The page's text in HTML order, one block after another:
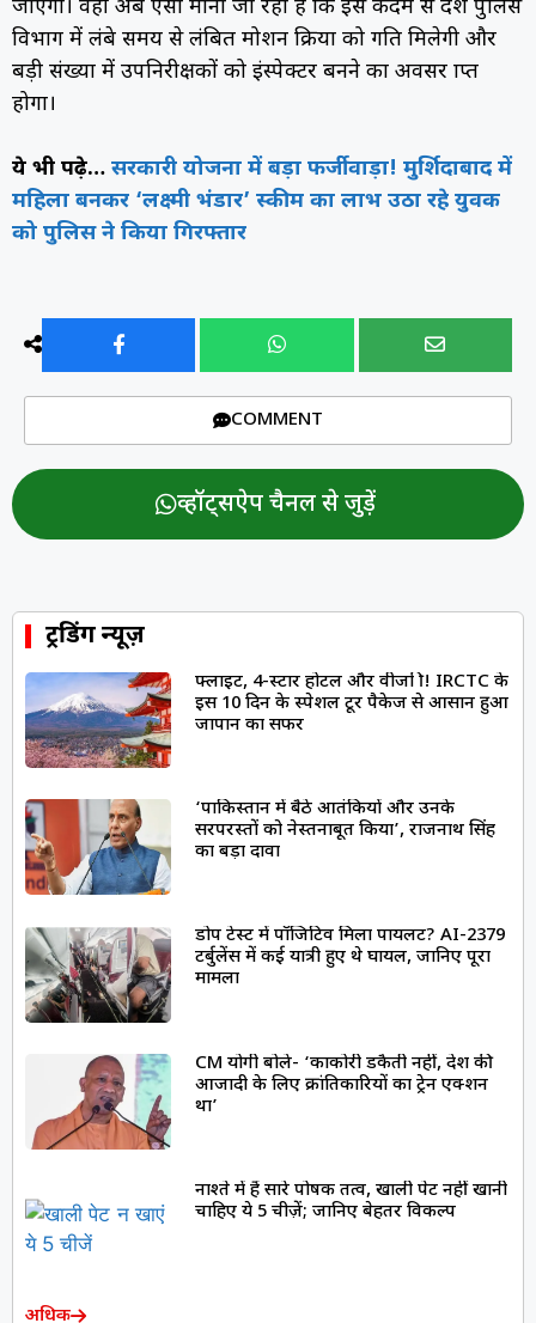
जाएगी। वहीं अब ऐसा माना जा रहा है कि इस कदम से प्रदेश पुलिस
विभाग में लंबे समय से लंबित प्रमोशन प्रक्रिया को गति मिलेगी और
बड़ी संख्या में उपनिरीक्षकों को इंस्पेक्टर बनने का अवसर प्राप्त
होगा।
ये भी पढ़े… सरकारी योजना में बड़ा फर्जीवाड़ा! मुर्शिदाबाद में
महिला बनकर ‘लक्ष्मी भंडार’ स्कीम का लाभ उठा रहे युवक
को पुलिस ने किया गिरफ्तार
COMMENT
व्हॉट्सऐप चैनल से जुड़ें
ट्रेंडिंग न्यूज़
फ्लाइट, 4-स्टार होटल और वीजा फ्री! IRCTC के
इस 10 दिन के स्पेशल टूर पैकेज से आसान हुआ
जापान का सफर
‘पाकिस्तान में बैठे आतंकियों और उनके
सरपरस्तों को नेस्तनाबूत किया’, राजनाथ सिंह
का बड़ा दावा
डोप टेस्ट में पॉजिटिव मिला पायलट? AI-2379
टर्बुलेंस में कई यात्री हुए थे घायल, जानिए पूरा
मामला
CM योगी बोले- ‘काकोरी डकैती नहीं, देश की
आजादी के लिए क्रांतिकारियों का ट्रेन एक्शन
था’
नाश्ते में हैं सारे पोषक तत्व, खाली पेट नहीं खानी
चाहिए ये 5 चीज़ें; जानिए बेहतर विकल्प
अधिक